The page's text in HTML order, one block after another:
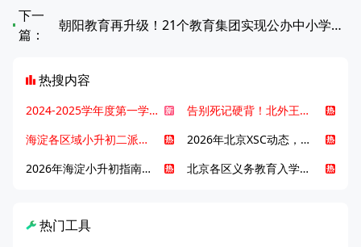
下一
篇：
朝阳教育再升级！21个教育集团实现公办中小学资源100%全覆盖
热搜内容
2024-2025学年度第一学期北京各区期末考试真题试卷汇总
告别死记硬背！北外王牌精读词汇课，帮孩子突破英语词汇难关
海淀各区域小升初二派全攻略合集！区域一至五志愿填报、升学策略详解
2026年北京XSC动态，持续更新中ing...
2026年海淀小升初指南，一文了解招生政策要点
北京各区义务教育入学咨询电话汇总，25年小升初家长提前收藏
热门工具